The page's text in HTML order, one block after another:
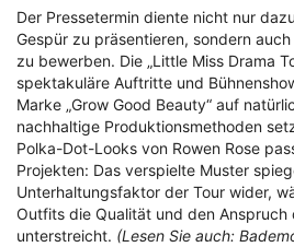
Der Pressetermin diente nicht nur
Gespür zu präsentieren, sondern
zu bewerben. Die „Little Miss Drama
spektakuläre Auftritte und
Marke „Grow Good Beauty“ auf
nachhaltige Produktionsmethoden
Polka-Dot-Looks von Rowen Rose
Projekten: Das verspielte Muster
Unterhaltungsfaktor der Tour wider,
Outfits die Qualität und den Anspruch
unterstreicht. (Lesen Sie auch: